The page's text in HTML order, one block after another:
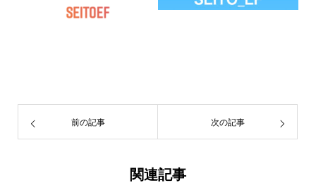
前の記事 次の記事
関連記事